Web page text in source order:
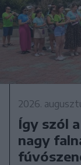
2026.
Így szól
nagy